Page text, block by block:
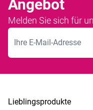
Angebot
Melden Sie sich für
E-Mailadresse
Lieblingsprodukte